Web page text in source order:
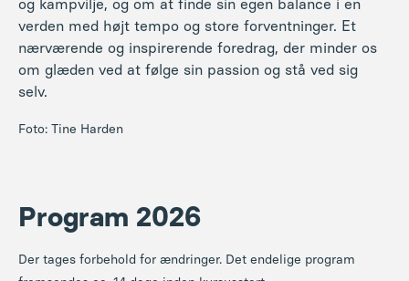
Program 2026
fremsendes ca. 14 dage inden kursusstart.